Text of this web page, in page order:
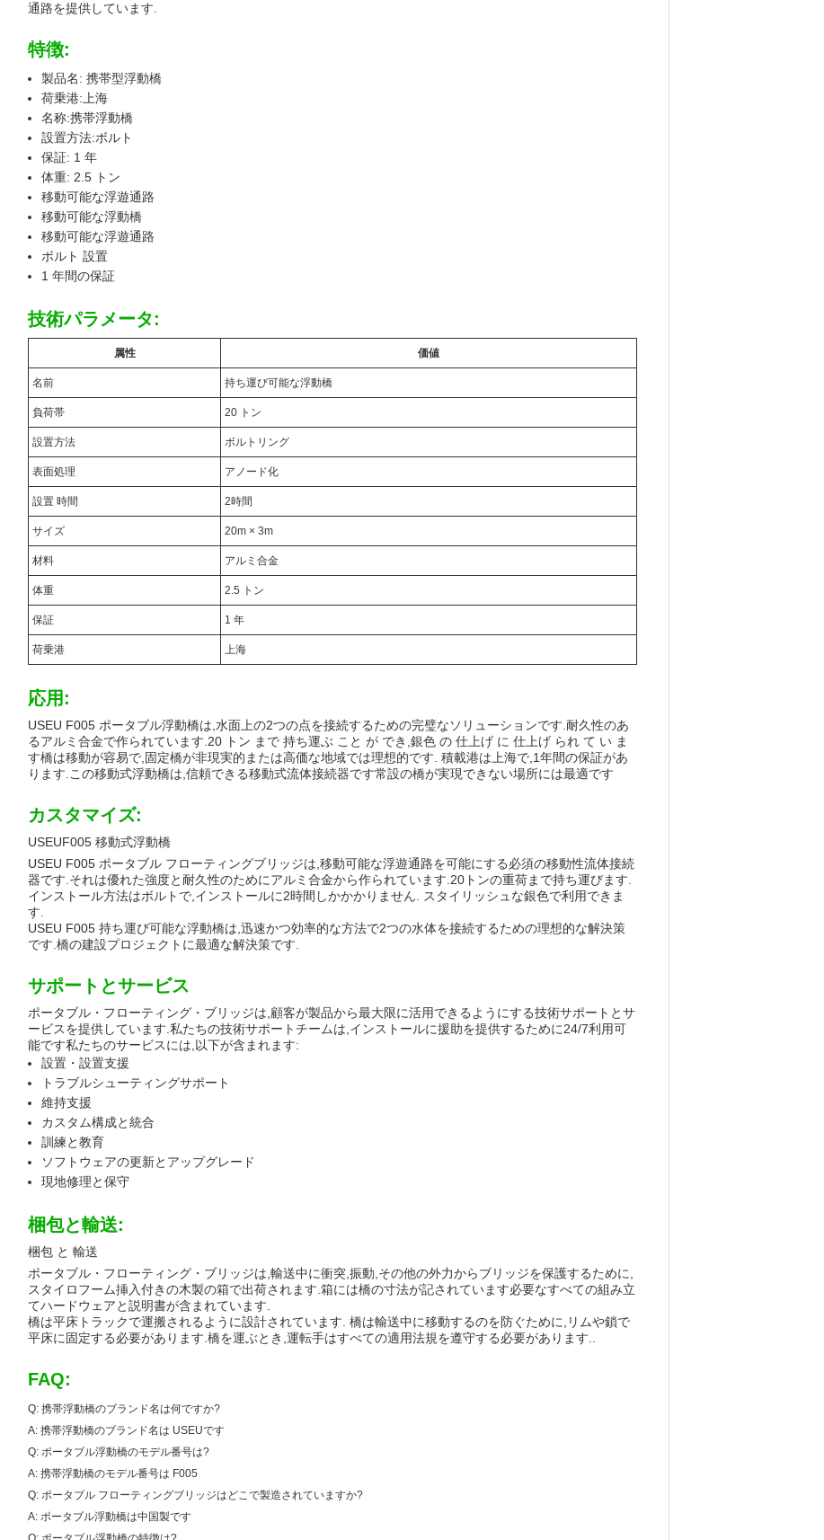
通路を提供しています.
特徴:
製品名: 携帯型浮動橋
荷乗港:上海
名称:携帯浮動橋
設置方法:ボルト
保証: 1 年
体重: 2.5 トン
移動可能な浮遊通路
移動可能な浮動橋
移動可能な浮遊通路
ボルト 設置
1 年間の保証
技術パラメータ:
属性 価値
名前 持ち運び可能な浮動橋
負荷帯 20 トン
設置方法 ボルトリング
表面処理 アノード化
設置 時間 2時間
サイズ 20m × 3m
材料 アルミ合金
体重 2.5 トン
保証 1 年
荷乗港 上海
応用:
USEU F005 ポータブル浮動橋は,水面上の2つの点を接続するための完璧なソリューションです.耐久性のあ
るアルミ合金で作られています.20 トン まで 持ち運ぶ こと が でき,銀色 の 仕上げ に 仕上げ られ て い ま
す橋は移動が容易で,固定橋が非現実的または高価な地域では理想的です. 積載港は上海で,1年間の保証があ
ります.この移動式浮動橋は,信頼できる移動式流体接続器です常設の橋が実現できない場所には最適です
カスタマイズ:
USEUF005 移動式浮動橋
USEU F005 ポータブル フローティングブリッジは,移動可能な浮遊通路を可能にする必須の移動性流体接続
器です.それは優れた強度と耐久性のためにアルミ合金から作られています.20トンの重荷まで持ち運びます.
インストール方法はボルトで,インストールに2時間しかかかりません. スタイリッシュな銀色で利用できま
す.
USEU F005 持ち運び可能な浮動橋は,迅速かつ効率的な方法で2つの水体を接続するための理想的な解決策
です.橋の建設プロジェクトに最適な解決策です.
サポートとサービス
ポータブル・フローティング・ブリッジは,顧客が製品から最大限に活用できるようにする技術サポートとサ
ービスを提供しています.私たちの技術サポートチームは,インストールに援助を提供するために24/7利用可
能です私たちのサービスには,以下が含まれます:
設置・設置支援
トラブルシューティングサポート
維持支援
カスタム構成と統合
訓練と教育
ソフトウェアの更新とアップグレード
現地修理と保守
梱包と輸送:
梱包 と 輸送
ポータブル・フローティング・ブリッジは,輸送中に衝突,振動,その他の外力からブリッジを保護するために,
スタイロフーム挿入付きの木製の箱で出荷されます.箱には橋の寸法が記されています必要なすべての組み立
てハードウェアと説明書が含まれています.
橋は平床トラックで運搬されるように設計されています. 橋は輸送中に移動するのを防ぐために,リムや鎖で
平床に固定する必要があります.橋を運ぶとき,運転手はすべての適用法規を遵守する必要があります..
FAQ:
Q: 携帯浮動橋のブランド名は何ですか?
A: 携帯浮動橋のブランド名は USEUです
Q: ポータブル浮動橋のモデル番号は?
A: 携帯浮動橋のモデル番号は F005
Q: ポータブル フローティングブリッジはどこで製造されていますか?
A: ポータブル浮動橋は中国製です